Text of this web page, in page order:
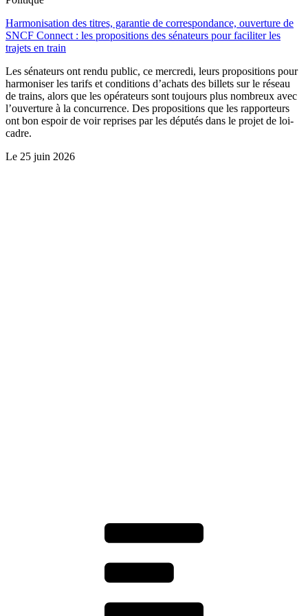
Harmonisation des titres, garantie de correspondance, ouverture de
SNCF Connect : les propositions des sénateurs pour faciliter les
trajets en train
Les sénateurs ont rendu public, ce mercredi, leurs propositions pour
harmoniser les tarifs et conditions d’achats des billets sur le réseau
de trains, alors que les opérateurs sont toujours plus nombreux avec
l’ouverture à la concurrence. Des propositions que les rapporteurs
ont bon espoir de voir reprises par les députés dans le projet de loi-
cadre.
Le 25 juin 2026